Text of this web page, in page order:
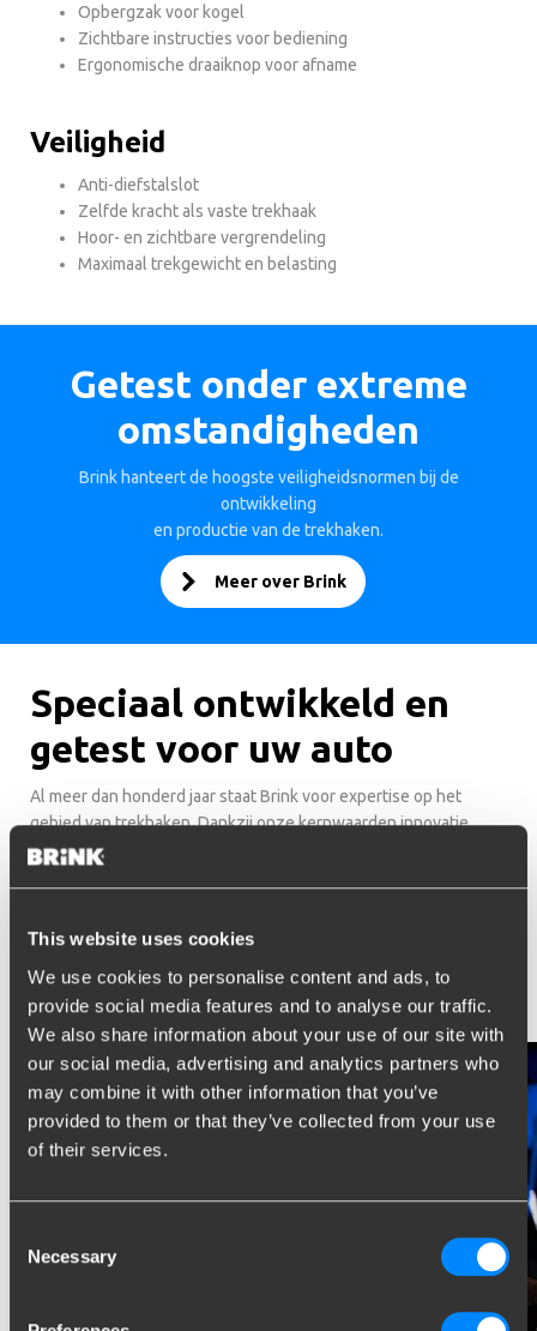
This website uses cookies
We use cookies to personalise content and ads, to
provide social media features and to analyse our traffic.
We also share information about your use of our site with
our social media, advertising and analytics partners who
may combine it with other information that you’ve
provided to them or that they’ve collected from your use
of their services.
Selection
Necessary
Opbergzak voor kogel
Zichtbare instructies voor bediening
Ergonomische draaiknop voor afname
Veiligheid
Anti-diefstalslot
Zelfde kracht als vaste trekhaak
Hoor- en zichtbare vergrendeling
Maximaal trekgewicht en belasting
Getest onder extreme
omstandigheden
Brink hanteert de hoogste veiligheidsnormen bij de
ontwikkeling
en productie van de trekhaken.
Meer over Brink
Speciaal ontwikkeld en
getest voor uw auto
Al meer dan honderd jaar staat Brink voor expertise op het
gebied van trekhaken. Dankzij onze kernwaarden innovatie,
gebruiksgemak en veiligheid zijn we uitgegroeid tot een
(kabelsets).
Meer over Brink